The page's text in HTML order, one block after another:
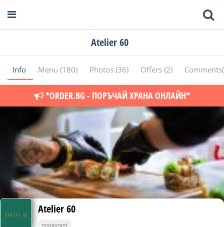
Atelier 60
Info Menu (180) Photos (36) Offers (2)
*ORDER.BG - ПОРЪЧАЙ ХРАНА ОНЛАЙН*
Atelier 60
restaurant